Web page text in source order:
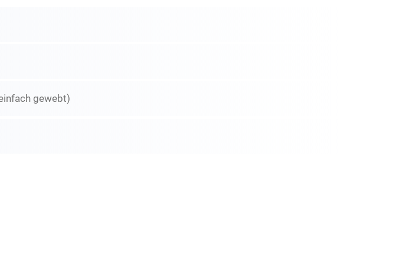
gewebt)